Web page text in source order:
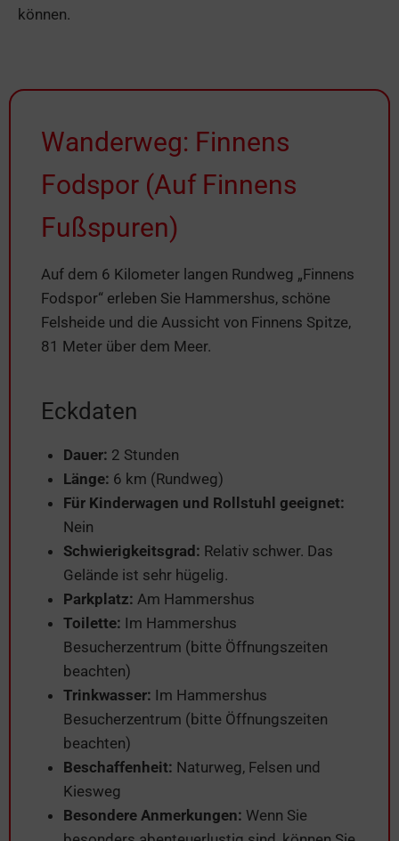
können.
Wanderweg: Finnens
Fodspor (Auf Finnens
Fußspuren)
Auf dem 6 Kilometer langen Rundweg „Finnens
Fodspor“ erleben Sie Hammershus, schöne
Felsheide und die Aussicht von Finnens Spitze,
81 Meter über dem Meer.
Eckdaten
Dauer: 2 Stunden
Länge: 6 km (Rundweg)
Für Kinderwagen und Rollstuhl geeignet:
Nein
Schwierigkeitsgrad: Relativ schwer. Das
Gelände ist sehr hügelig.
Parkplatz: Am Hammershus
Toilette: Im Hammershus
Besucherzentrum (bitte Öffnungszeiten
beachten)
Trinkwasser: Im Hammershus
Besucherzentrum (bitte Öffnungszeiten
beachten)
Beschaffenheit: Naturweg, Felsen und
Kiesweg
Besondere Anmerkungen: Wenn Sie